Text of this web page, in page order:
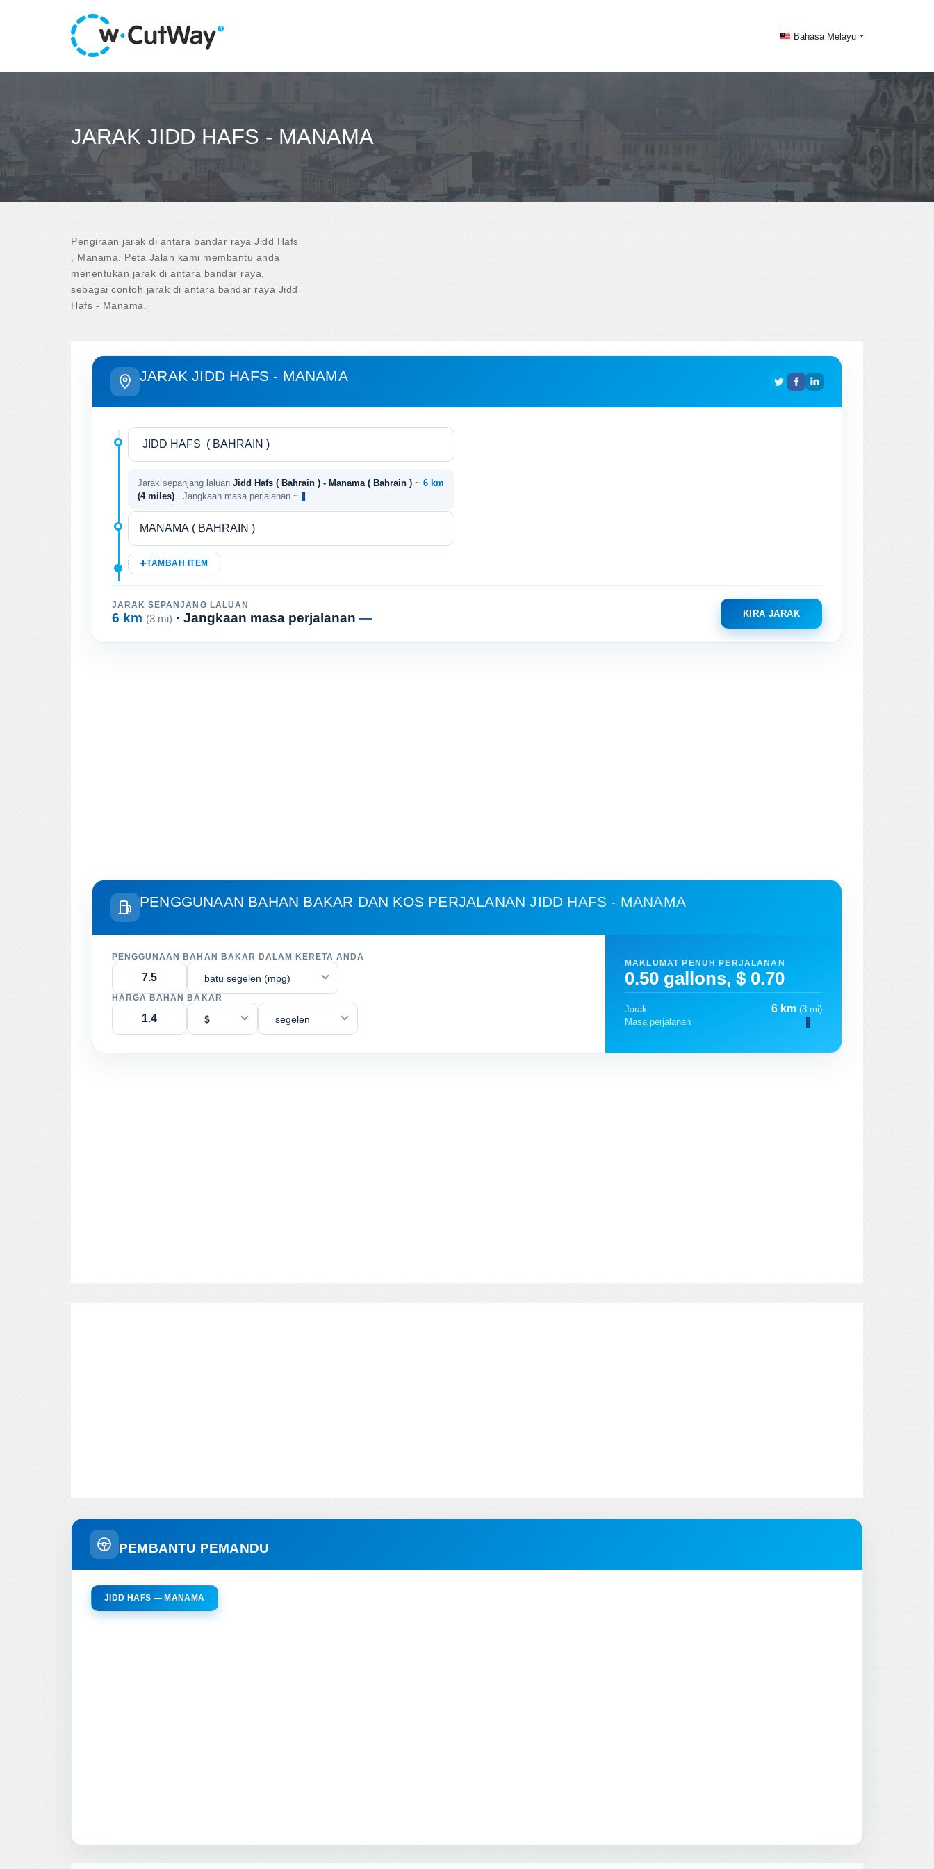
Bahasa Melayu
JARAK JIDD HAFS - MANAMA
Pengiraan jarak di antara bandar raya Jidd Hafs
, Manama. Peta Jalan kami membantu anda
menentukan jarak di antara bandar raya,
sebagai contoh jarak di antara bandar raya Jidd
Hafs - Manama.
JARAK JIDD HAFS - MANAMA
Jarak sepanjang laluan Jidd Hafs ( Bahrain ) - Manama ( Bahrain ) ~ 6 km
(4 miles)
. Jangkaan masa perjalanan ~
TAMBAH ITEM
JARAK SEPANJANG LALUAN
6 km (3 mi) · Jangkaan masa perjalanan — KIRA JARAK
PENGGUNAAN BAHAN BAKAR DAN KOS PERJALANANJIDD HAFS - MANAMA
PENGGUNAAN BAHAN BAKAR DALAM KERETA ANDA
batu segelen (mpg)
HARGA BAHAN BAKAR
$ segelen
MAKLUMAT PENUH PERJALANAN
0.50 gallons, $ 0.70
Jarak 6 km (3 mi)
Masa perjalanan
PEMBANTU PEMANDU
JIDD HAFS — MANAMA